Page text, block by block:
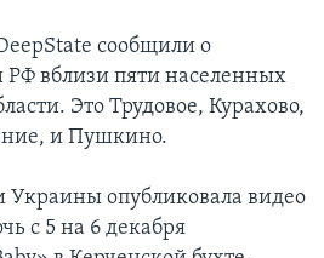
сообщили о
вблизи пяти населенных
Это Трудовое, Курахово,
и Пушкино.
Украины опубликовала видео
с 5 на 6 декабря